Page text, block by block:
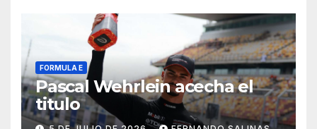
FORMULA E
Pascal Wehrlein acecha el
titulo